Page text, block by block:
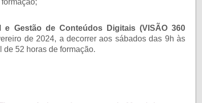
e Gestão de Conteúdos Digitais (VISÃO 360
de 2024, a decorrer aos sábados das 9h às
de 52 horas de formação.